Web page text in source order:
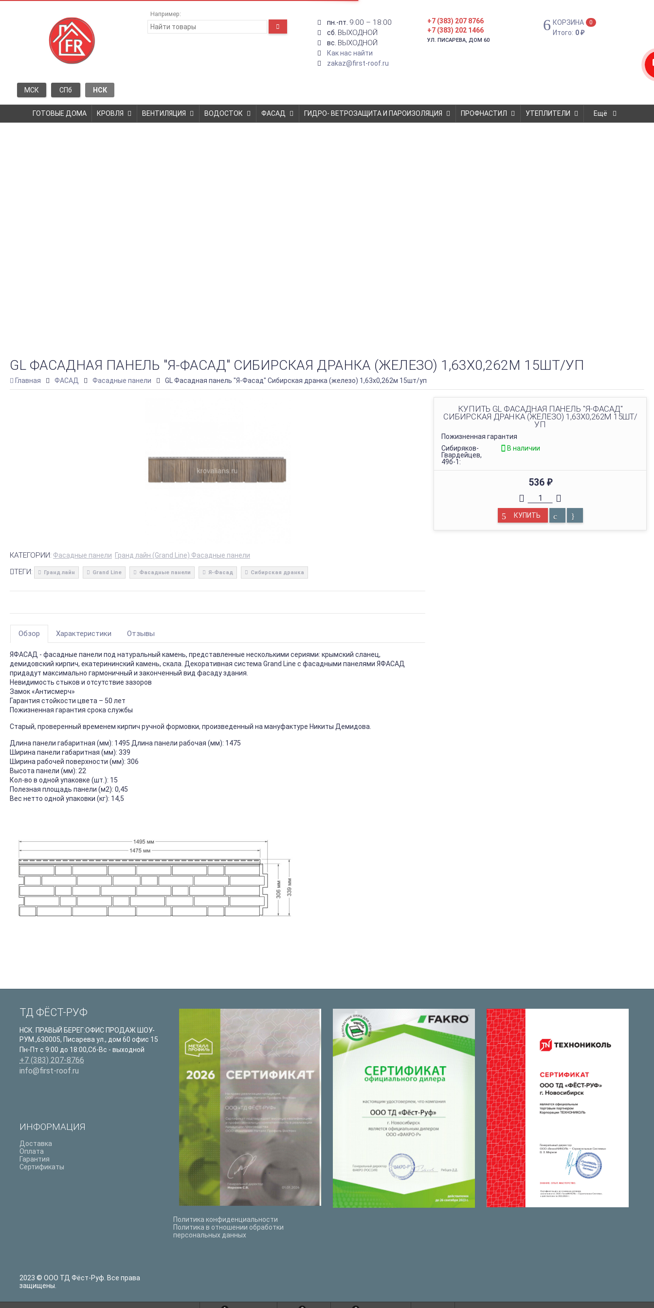
МСК СПб НСК
Например:
пн.-пт. 9:00 – 18:00
сб. ВЫХОДНОЙ
вс. ВЫХОДНОЙ
Как нас найти
zakaz@first-roof.ru
+7 (383) 207 8766
+7 (383) 202 1466
УЛ. ПИСАРЕВА, ДОМ 60
КОРЗИНА 0
Итого: 0₽
ГОТОВЫЕ ДОМА КРОВЛЯ ВЕНТИЛЯЦИЯ ВОДОСТОК ФАСАД ГИДРО- ВЕТРОЗАЩИТА И ПАРОИЗОЛЯЦИЯ ПРОФНАСТИЛ УТЕПЛИТЕЛИ Ещё
GL ФАСАДНАЯ ПАНЕЛЬ "Я-ФАСАД" СИБИРСКАЯ ДРАНКА (ЖЕЛЕЗО) 1,63Х0,262М 15ШТ/УП
Главная ФАСАД Фасадные панели GL Фасадная панель "Я-Фасад" Сибирская дранка (железо) 1,63х0,262м 15шт/уп
КУПИТЬ GL ФАСАДНАЯ ПАНЕЛЬ "Я-ФАСАД"
СИБИРСКАЯ ДРАНКА (ЖЕЛЕЗО) 1,63Х0,262М 15ШТ/
УП
Пожизненная гарантия
Сибиряков-
Гвардейцев,
49б-1:
В наличии
536 ₽
КУПИТЬ
КАТЕГОРИИ: Фасадные панели Гранд лайн (Grand Line) Фасадные панели
ТЕГИ: Гранд лайн Grand Line Фасадные панели Я-Фасад Сибирская дранка
Обзор Характеристики Отзывы
ЯФАСАД - фасадные панели под натуральный камень, представленные несколькими сериями: крымский сланец,
демидовский кирпич, екатерининский камень, скала. Декоративная система Grand Line с фасадными панелями ЯФАСАД
придадут максимально гармоничный и законченный вид фасаду здания.
Невидимость стыков и отсутствие зазоров
Замок «Антисмерч»
Гарантия стойкости цвета – 50 лет
Пожизненная гарантия срока службы
Старый, проверенный временем кирпич ручной формовки, произведенный на мануфактуре Никиты Демидова.
Длина панели габаритная (мм): 1495 Длина панели рабочая (мм): 1475
Ширина панели габаритная (мм): 339
Ширина рабочей поверхности (мм): 306
Высота панели (мм): 22
Кол-во в одной упаковке (шт.): 15
Полезная площадь панели (м2): 0,45
Вес нетто одной упаковки (кг): 14,5
ТД ФЁСТ-РУФ
НСК. ПРАВЫЙ БЕРЕГ:ОФИС ПРОДАЖ ШОУ-
РУМ.,630005, Писарева ул., дом 60 офис 15
Пн-Пт с 9:00 до 18:00,Сб-Вс - выходной
+7 (383) 207-8766
info@first-roof.ru
ИНФОРМАЦИЯ
Доставка
Оплата
Гарантия
Сертификаты
Политика конфиденциальности
Политика в отношении обработки
персональных данных
2023 © ООО ТД Фёст-Руф. Все права
защищены.